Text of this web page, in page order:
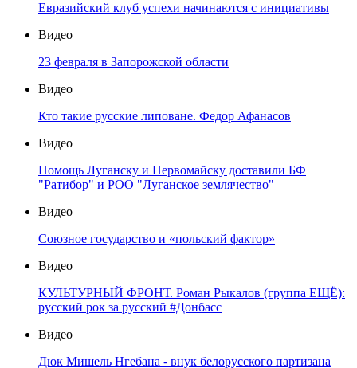
Евразийский клуб успехи начинаются с инициативы
Видео
23 февраля в Запорожской области
Видео
Кто такие русские липоване. Федор Афанасов
Видео
Помощь Луганску и Первомайску доставили БФ
"Ратибор" и РОО "Луганское землячество"
Видео
Союзное государство и «польский фактор»
Видео
КУЛЬТУРНЫЙ ФРОНТ. Роман Рыкалов (группа ЕЩЁ):
русский рок за русский #Донбасс
Видео
Дюк Мишель Нгебана - внук белорусского партизана